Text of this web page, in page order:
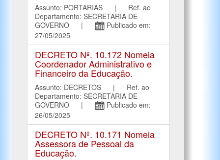
Assunto: PORTARIAS | Ref. ao
Departamento: SECRETARIA DE
GOVERNO |
Publicado em:
27/05/2025
DECRETO Nº. 10.172 Nomeia
Coordenador Administrativo e
Financeiro da Educação.
Assunto: DECRETOS | Ref. ao
Departamento: SECRETARIA DE
GOVERNO |
Publicado em:
26/05/2025
DECRETO Nº. 10.171 Nomeia
Assessora de Pessoal da
Educação.